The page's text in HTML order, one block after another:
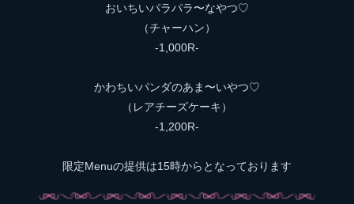
おいちいパラパラ〜なやつ♡
（チャーハン）
-1,000R-
かわちいパンダのあま〜いやつ♡
（レアチーズケーキ）
-1,200R-
限定Menuの提供は15時からとなっております